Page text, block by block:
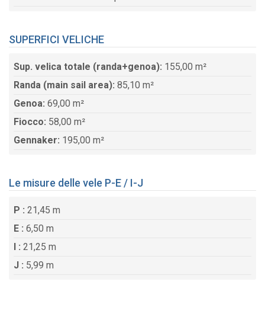
SUPERFICI VELICHE
Sup. velica totale (randa+genoa): 155,00 m²
Randa (main sail area): 85,10 m²
Genoa: 69,00 m²
Fiocco: 58,00 m²
Gennaker: 195,00 m²
Le misure delle vele P-E / I-J
P : 21,45 m
E : 6,50 m
I : 21,25 m
J : 5,99 m